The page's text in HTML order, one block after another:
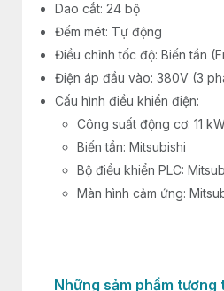
Dao cắt: 24 bộ
Đếm mét: Tự động
Điều chỉnh tốc độ: Biến tần
Điện áp đầu vào: 380V (3
Cấu hình điều khiển điện:
Công suất động cơ: 11
Biến tần: Mitsubishi
Bộ điều khiển PLC:
Màn hình cảm ứng:
Những sảm phẩm tương